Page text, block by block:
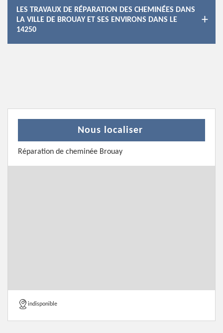
LES TRAVAUX DE RÉPARATION DES CHEMINÉES DANS
LA VILLE DE BROUAY ET SES ENVIRONS DANS LE
14250
Nous localiser
Réparation de cheminée Brouay
indisponible